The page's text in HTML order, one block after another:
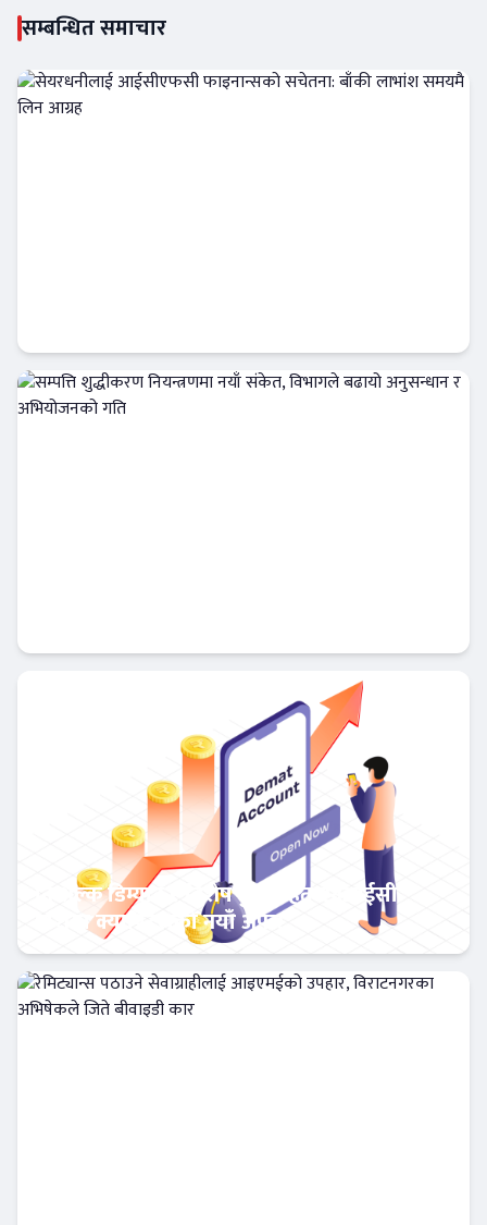
सम्बन्धित समाचार
फिन–टेक
बैंक-वित्त
निःशुल्क डिम्याट र विशेष छुटसहित एनआईसी
एशिया क्यापिटलको नयाँ अफर